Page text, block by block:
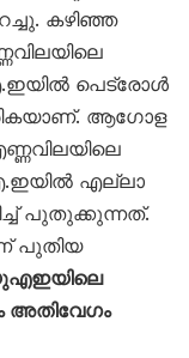
കഴിഞ്ഞ
പെട്രോൾ
ആഗോള
എല്ലാ
പുതുക്കുന്നത്.
പുതിയ